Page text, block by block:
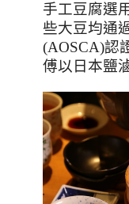
手工豆腐選
些大豆均通
(AOSCA)認
傅以日本鹽